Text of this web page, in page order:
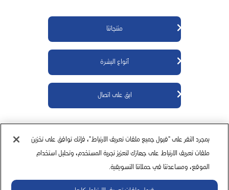
منتجاتنا
منتجات كيوڤي للجسم
منتجات كيوڤي للوجه
منتجات كيوڤي لحديثي الولادة
منتجات كيوڤي للأطفال
أنواع البشرة
معلومات عنا
ابق على اتصال
من أين أشتري
سياسة الخصوصيةسياسة ملفات تعريف الارتباطإخلاء المسؤولية
بمجرد النقر على "قبول جميع ملفات تعريف الارتباط"، فإنك توافق على تخزين
ملفات تعريف الارتباط على جهازك لتعزيز تجربة المستخدم، وتحليل استخدام
الموقع، ومساعدتنا في حملاتنا التسويقية.